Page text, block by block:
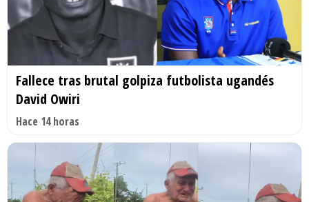
Fallece tras brutal golpiza futbolista ugandés
David Owiri
Hace 14 horas